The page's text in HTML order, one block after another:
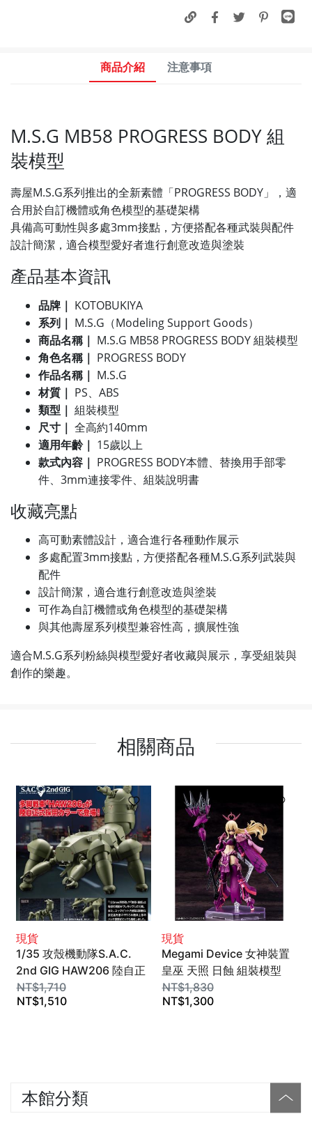
本館分類
商品介紹 注意事項
M.S.G MB58 PROGRESS BODY 組
裝模型
壽屋M.S.G系列推出的全新素體「PROGRESS BODY」，適
合用於自訂機體或角色模型的基礎架構
具備高可動性與多處3mm接點，方便搭配各種武裝與配件
設計簡潔，適合模型愛好者進行創意改造與塗裝
產品基本資訊
品牌｜ KOTOBUKIYA
系列｜ M.S.G（Modeling Support Goods）
商品名稱｜ M.S.G MB58 PROGRESS BODY 組裝模型
角色名稱｜ PROGRESS BODY
作品名稱｜ M.S.G
材質｜ PS、ABS
類型｜ 組裝模型
尺寸｜ 全高約140mm
適用年齡｜ 15歲以上
款式內容｜ PROGRESS BODY本體、替換用手部零
件、3mm連接零件、組裝說明書
收藏亮點
高可動素體設計，適合進行各種動作展示
多處配置3mm接點，方便搭配各種M.S.G系列武裝與
配件
設計簡潔，適合進行創意改造與塗裝
可作為自訂機體或角色模型的基礎架構
與其他壽屋系列模型兼容性高，擴展性強
適合M.S.G系列粉絲與模型愛好者收藏與展示，享受組裝與
創作的樂趣。
相關商品
現貨
1/35 攻殼機動隊S.A.C.
2nd GIG HAW206 陸自正
式採用ver. KP841 組裝模
型 KOTOBUKIYA
NT$1,710
NT$1,510
現貨
Megami Device 女神裝置
皇巫 天照 日蝕 組裝模型
KOTOBUKIYA
NT$1,830
NT$1,300